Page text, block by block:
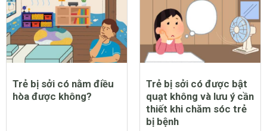
Trẻ bị sởi có nằm điều
hòa được không?
Trẻ bị sởi có được bật
quạt không và lưu ý cần
thiết khi chăm sóc trẻ
bị bệnh